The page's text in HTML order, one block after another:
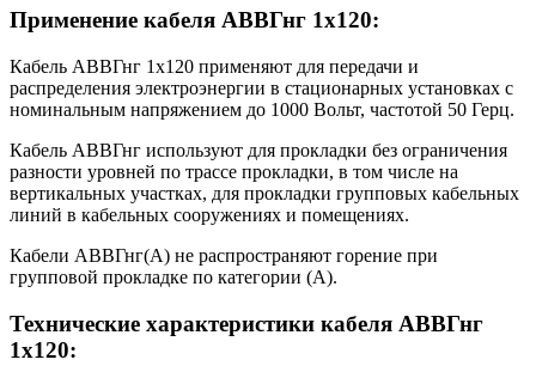
Применение кабеля АВВГнг 1х120:
Кабель АВВГнг 1х120 применяют для передачи и
распределения электроэнергии в стационарных установках с
номинальным напряжением до 1000 Вольт, частотой 50 Герц.
Кабель АВВГнг используют для прокладки без ограничения
разности уровней по трассе прокладки, в том числе на
вертикальных участках, для прокладки групповых кабельных
линий в кабельных сооружениях и помещениях.
Кабели АВВГнг(А) не распространяют горение при
групповой прокладке по категории (А).
Технические характеристики кабеля АВВГнг
1х120: